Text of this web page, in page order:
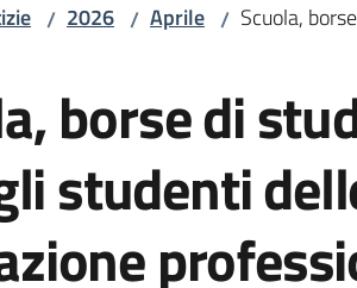
/ 2026 / Aprile / Scuola,
borse di
studenti